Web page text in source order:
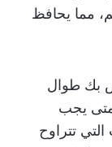
مما يحافظ
بك طوال
يجب
تتراوح